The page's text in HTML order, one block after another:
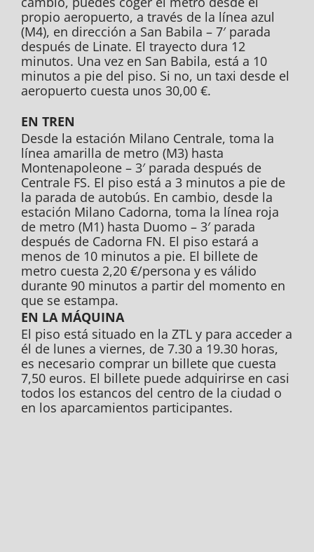
propio aeropuerto, a través de la línea azul
(M4), en dirección a San Babila – 7′ parada
después de Linate. El trayecto dura 12
minutos. Una vez en San Babila, está a 10
minutos a pie del piso. Si no, un taxi desde el
aeropuerto cuesta unos 30,00 €.
EN TREN
Desde la estación Milano Centrale, toma la
línea amarilla de metro (M3) hasta
Montenapoleone – 3′ parada después de
Centrale FS. El piso está a 3 minutos a pie de
la parada de autobús. En cambio, desde la
estación Milano Cadorna, toma la línea roja
de metro (M1) hasta Duomo – 3′ parada
después de Cadorna FN. El piso estará a
menos de 10 minutos a pie. El billete de
metro cuesta 2,20 €/persona y es válido
durante 90 minutos a partir del momento en
que se estampa.
EN LA MÁQUINA
El piso está situado en la ZTL y para acceder a
él de lunes a viernes, de 7.30 a 19.30 horas,
es necesario comprar un billete que cuesta
7,50 euros. El billete puede adquirirse en casi
todos los estancos del centro de la ciudad o
en los aparcamientos participantes.